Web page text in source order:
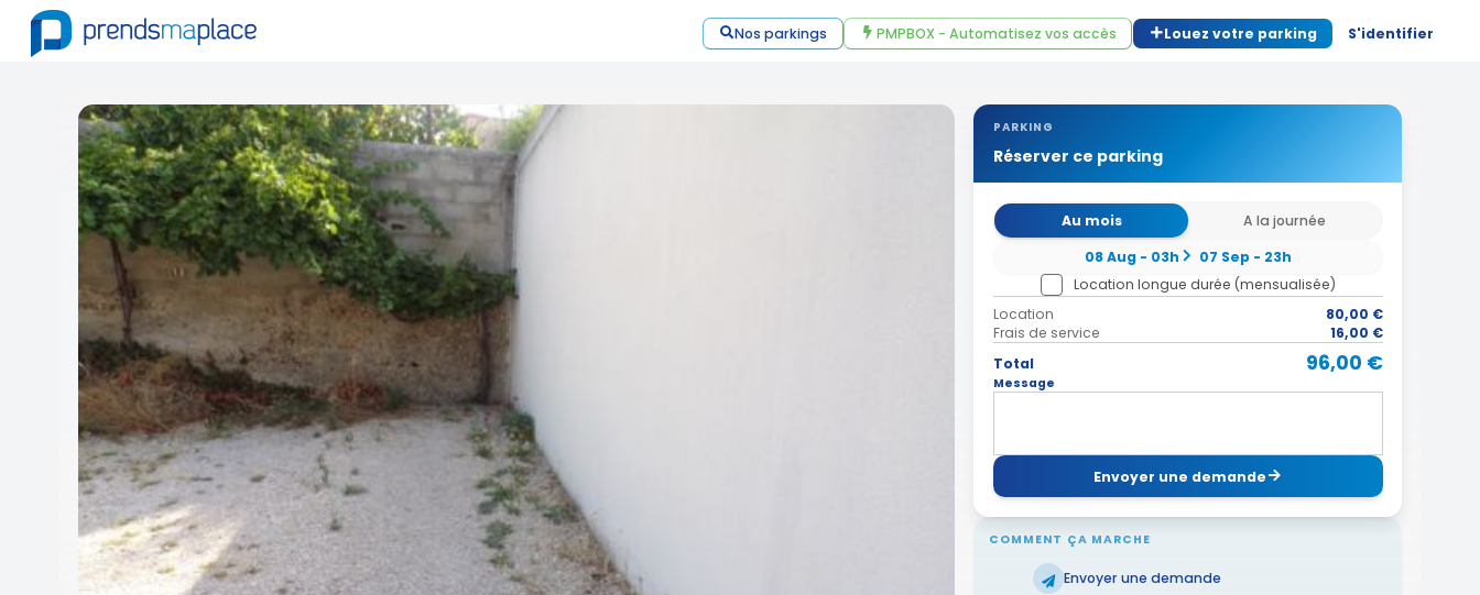
Nos parkings PMPBOX - Automatisez vos accès Louez votre parking S'identifier
PARKING
Réserver ce parking
Au mois
A la journée
08 Aug - 03h
07 Sep - 23h
Location longue durée (mensualisée)
Location
80,00 €
Frais de service
16,00 €
Total
96,00 €
Message
Envoyer une demande
COMMENT ÇA MARCHE
Envoyer une demande